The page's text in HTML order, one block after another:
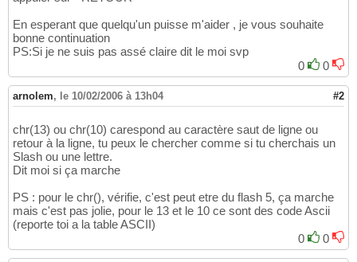
En esperant que quelqu'un puisse m'aider , je vous souhaite
bonne continuation
PS:Si je ne suis pas assé claire dit le moi svp
0
0
arnolem, le 10/02/2006 à 13h04 #2
chr(13) ou chr(10) carespond au caractère saut de ligne ou
retour à la ligne, tu peux le chercher comme si tu cherchais un
Slash ou une lettre.
Dit moi si ça marche
PS : pour le chr(), vérifie, c'est peut etre du flash 5, ça marche
mais c'est pas jolie, pour le 13 et le 10 ce sont des code Ascii
(reporte toi a la table ASCII)
0
0